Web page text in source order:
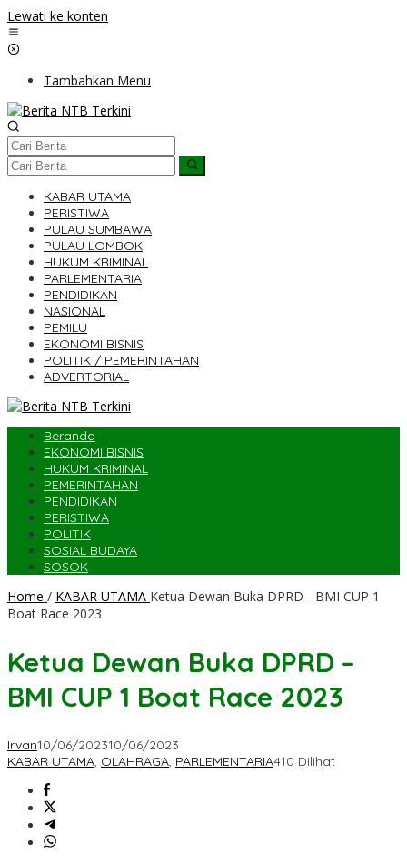
Lewati ke konten
Tambahkan Menu
KABAR UTAMA
PERISTIWA
PULAU SUMBAWA
PULAU LOMBOK
HUKUM KRIMINAL
PARLEMENTARIA
PENDIDIKAN
NASIONAL
PEMILU
EKONOMI BISNIS
POLITIK / PEMERINTAHAN
ADVERTORIAL
Beranda
EKONOMI BISNIS
HUKUM KRIMINAL
PEMERINTAHAN
PENDIDIKAN
PERISTIWA
POLITIK
SOSIAL BUDAYA
SOSOK
Home / KABAR UTAMA Ketua Dewan Buka DPRD - BMI CUP 1
Boat Race 2023
Ketua Dewan Buka DPRD –
BMI CUP 1 Boat Race 2023
Irvan10/06/202310/06/2023
KABAR UTAMA, OLAHRAGA, PARLEMENTARIA410 Dilihat